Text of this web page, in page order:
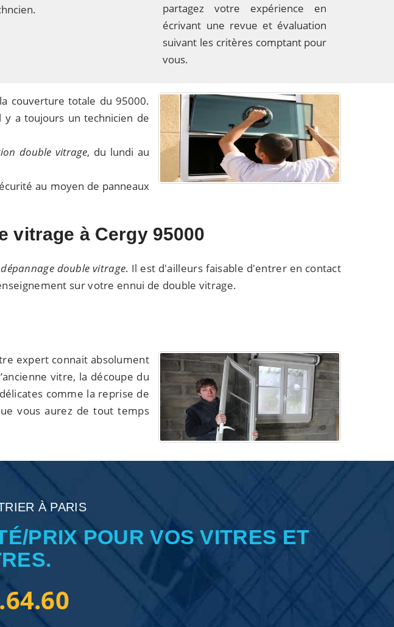
partagez votre expérience en
écrivant une revue et évaluation
suivant les critères comptant pour
vous.
couverture totale du 95000.
a toujours un technicien de
double vitrage, du lundi au
au moyen de panneaux
vitrage à Cergy 95000
dépannage double vitrage. Il est d'ailleurs faisable d'entrer en contact
sur votre ennui de double vitrage.
expert connait absolument
vitre, la découpe du
comme la reprise de
vous aurez de tout temps
À PARIS
PRIX POUR VOS VITRES ET